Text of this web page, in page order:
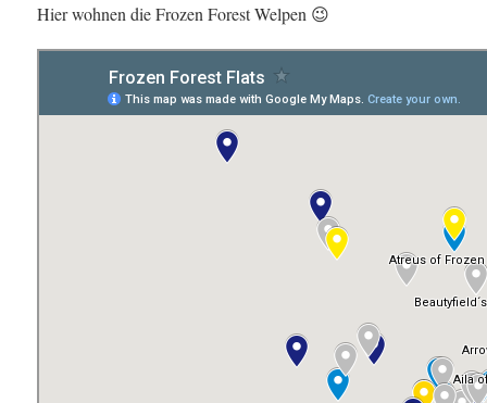
Hier wohnen die Frozen Forest Welpen 😉